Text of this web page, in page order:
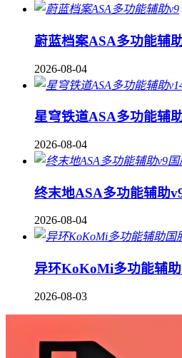
蔚蓝档案ASA多功能辅
2026-08-04
星穹铁道ASA多功能辅
2026-08-04
终末地ASA多功能辅助
2026-08-04
异环KoKoMi多功能辅
2026-08-03